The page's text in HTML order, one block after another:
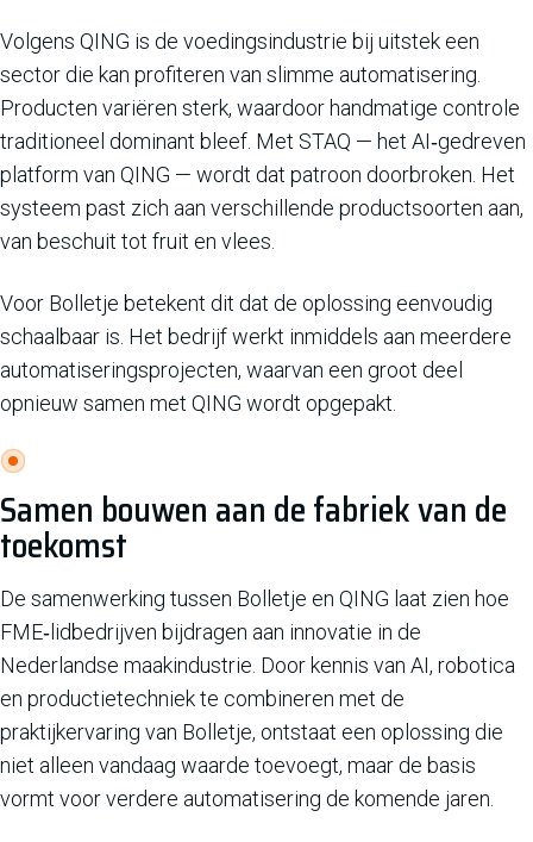
Volgens QING is de voedingsindustrie bij uitstek een
sector die kan profiteren van slimme automatisering.
Producten variëren sterk, waardoor handmatige controle
traditioneel dominant bleef. Met STAQ — het AI‑gedreven
platform van QING — wordt dat patroon doorbroken. Het
systeem past zich aan verschillende productsoorten aan,
van beschuit tot fruit en vlees.
Voor Bolletje betekent dit dat de oplossing eenvoudig
schaalbaar is. Het bedrijf werkt inmiddels aan meerdere
automatiseringsprojecten, waarvan een groot deel
opnieuw samen met QING wordt opgepakt.
Samen bouwen aan de fabriek van de
toekomst
De samenwerking tussen Bolletje en QING laat zien hoe
FME‑lidbedrijven bijdragen aan innovatie in de
Nederlandse maakindustrie. Door kennis van AI, robotica
en productietechniek te combineren met de
praktijkervaring van Bolletje, ontstaat een oplossing die
niet alleen vandaag waarde toevoegt, maar de basis
vormt voor verdere automatisering de komende jaren.